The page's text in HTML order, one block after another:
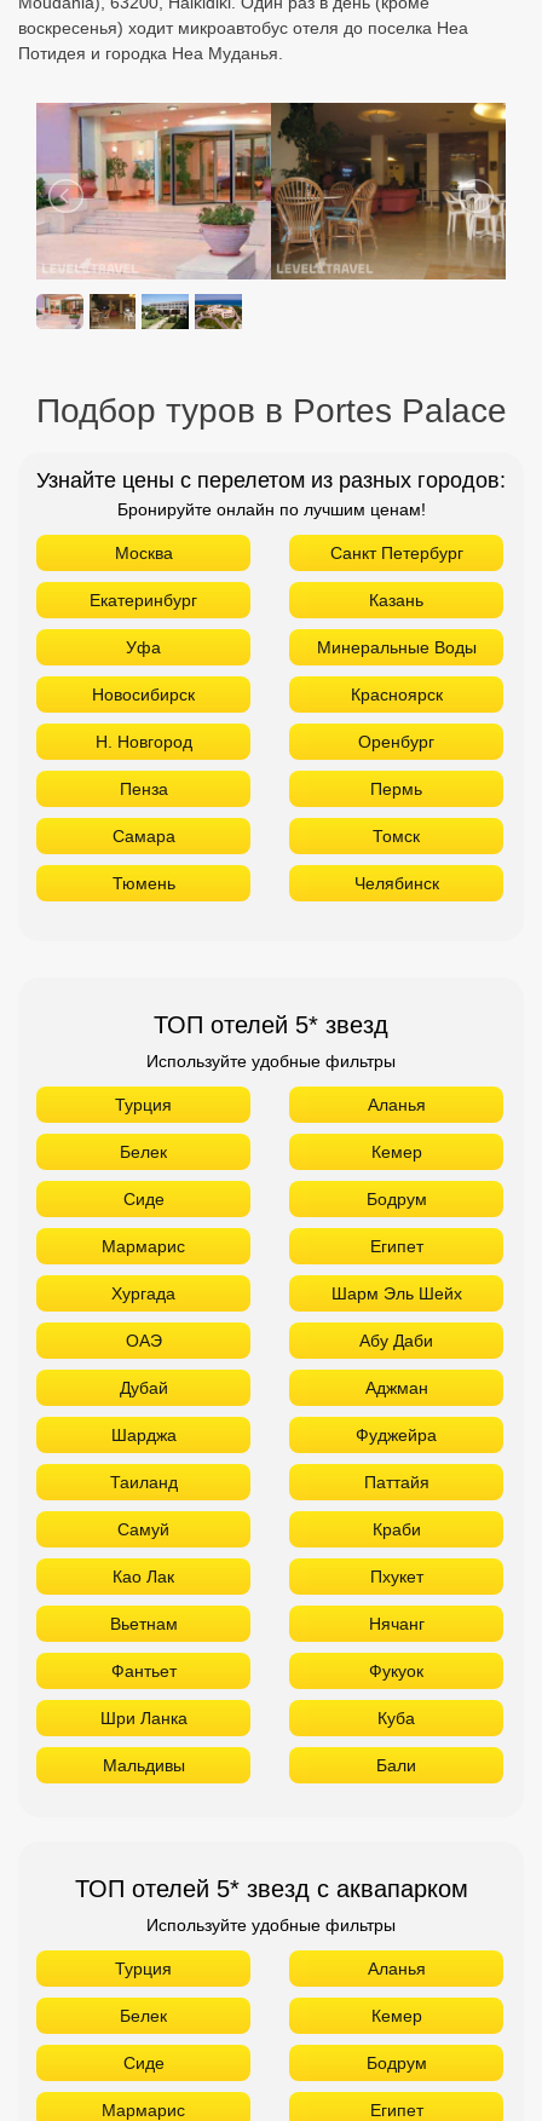
воскресенья) ходит микроавтобус отеля до поселка Неа
Потидея и городка Неа Муданья.
Подбор туров в Portes Palace
Узнайте цены с перелетом из разных городов:
Бронируйте онлайн по лучшим ценам!
Москва Санкт Петербург
Екатеринбург Казань
Уфа Минеральные Воды
Новосибирск Красноярск
Н. Новгород Оренбург
Пенза Пермь
Самара Томск
Тюмень Челябинск
ТОП отелей 5* звезд
Используйте удобные фильтры
Турция Аланья
Белек Кемер
Сиде Бодрум
Мармарис Египет
Хургада Шарм Эль Шейх
ОАЭ Абу Даби
Дубай Аджман
Шарджа Фуджейра
Таиланд Паттайя
Самуй Краби
Као Лак Пхукет
Вьетнам Нячанг
Фантьет Фукуок
Шри Ланка Куба
Мальдивы Бали
ТОП отелей 5* звезд с аквапарком
Используйте удобные фильтры
Турция Аланья
Белек Кемер
Сиде Бодрум
Мармарис Египет